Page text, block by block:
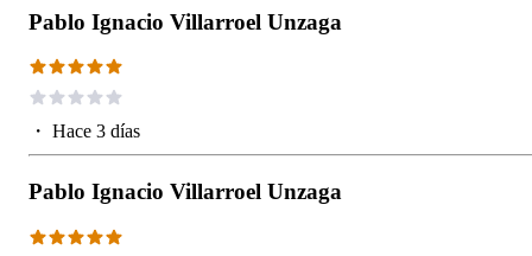
Pablo Ignacio Villarroel Unzaga
・ Hace 3 días
Pablo Ignacio Villarroel Unzaga